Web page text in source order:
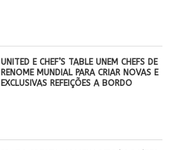
UNITED E CHEF’S TABLE UNEM CHEFS DE
RENOME MUNDIAL PARA CRIAR NOVAS E
EXCLUSIVAS REFEIÇÕES A BORDO